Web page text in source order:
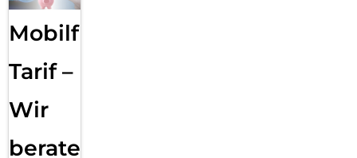
Mobilfunk
Tarif –
Wir
beraten